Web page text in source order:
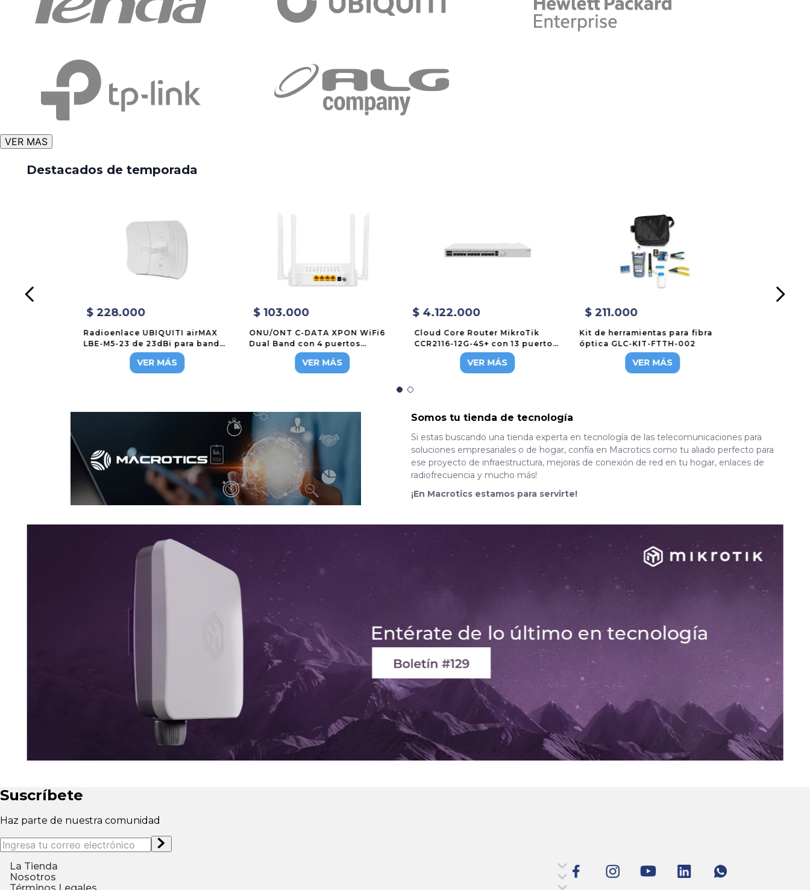
VER MAS
Destacados de temporada
$ 228.000
Radioenlace UBIQUITI airMAX
LBE-M5-23 de 23dBi para banda
VER MÁS
$ 103.000
ONU/ONT C-DATA XPON WiFi6
Dual Band con 4 puertos
Gigabit, FD514GS1-R550
VER MÁS
$ 4.122.000
Cloud Core Router MikroTik
CCR2116-12G-4S+ con 13 puertos
gigabit ethernet y 4 puertos
VER MÁS
$ 211.000
Kit de herramientas para fibra
óptica GLC-KIT-FTTH-002
VER MÁS
Somos tu tienda de tecnología
Si estas buscando una tienda experta en tecnología de las telecomunicaciones para
soluciones empresariales o de hogar, confía en Macrotics como tu aliado perfecto para
ese proyecto de infraestructura, mejoras de conexión de red en tu hogar, enlaces de
radiofrecuencia y mucho más!
¡En Macrotics estamos para servirte!
Suscríbete
Haz parte de nuestra comunidad
La Tienda
¿Quiénes somos?
Nosotros